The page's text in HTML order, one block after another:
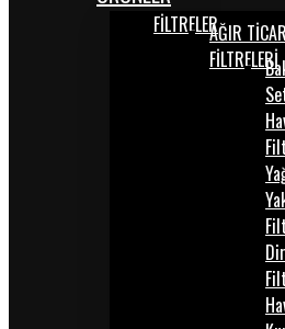
FİLTRELERAĞIR
FİLTRELERİ